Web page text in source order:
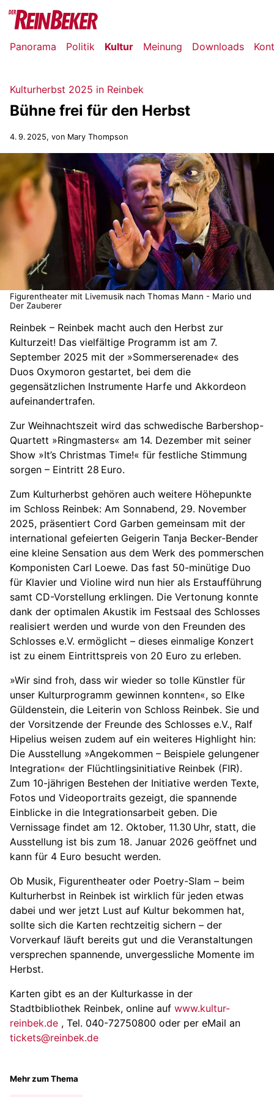
Panorama Politik Kultur Meinung Downloads
Kulturherbst 2025 in Reinbek
Bühne frei für den Herbst
4. 9. 2025, von Mary Thompson
Figurentheater mit Livemusik nach Thomas Mann - Mario und
Der Zauberer
Reinbek – Reinbek macht auch den Herbst zur
Kulturzeit! Das vielfältige Programm ist am 7.
September 2025 mit der »Sommerserenade« des
Duos Oxymoron gestartet, bei dem die
gegensätzlichen Instrumente Harfe und Akkordeon
aufeinandertrafen.
Zur Weihnachtszeit wird das schwedische Barbershop-
Quartett »Ringmasters« am 14. Dezember mit seiner
Show »It’s Christmas Time!« für festliche Stimmung
sorgen – Eintritt 28 Euro.
Zum Kulturherbst gehören auch weitere Höhepunkte
im Schloss Reinbek: Am Sonnabend, 29. November
2025, präsentiert Cord Garben gemeinsam mit der
international gefeierten Geigerin Tanja Becker-Bender
eine kleine Sensation aus dem Werk des pommerschen
Komponisten Carl Loewe. Das fast 50-minütige Duo
für Klavier und Violine wird nun hier als Erstaufführung
samt CD-Vorstellung erklingen. Die Vertonung konnte
dank der optimalen Akustik im Festsaal des Schlosses
realisiert werden und wurde von den Freunden des
Schlosses e.V. ermöglicht – dieses einmalige Konzert
ist zu einem Eintrittspreis von 20 Euro zu erleben.
»Wir sind froh, dass wir wieder so tolle Künstler für
unser Kulturprogramm gewinnen konnten«, so Elke
Güldenstein, die Leiterin von Schloss Reinbek. Sie und
der Vorsitzende der Freunde des Schlosses e.V., Ralf
Hipelius weisen zudem auf ein weiteres Highlight hin:
Die Ausstellung »Angekommen – Beispiele gelungener
Integration« der Flüchtlingsinitiative Reinbek (FIR).
Zum 10-jährigen Bestehen der Initiative werden Texte,
Fotos und Videoportraits gezeigt, die spannende
Einblicke in die Integrationsarbeit geben. Die
Vernissage findet am 12. Oktober, 11.30 Uhr, statt, die
Ausstellung ist bis zum 18. Januar 2026 geöffnet und
kann für 4 Euro besucht werden.
Ob Musik, Figurentheater oder Poetry-Slam – beim
Kulturherbst in Reinbek ist wirklich für jeden etwas
dabei und wer jetzt Lust auf Kultur bekommen hat,
sollte sich die Karten rechtzeitig sichern – der
Vorverkauf läuft bereits gut und die Veranstaltungen
versprechen spannende, unvergessliche Momente im
Herbst.
Karten gibt es an der Kulturkasse in der
Stadtbibliothek Reinbek, online auf www.kultur-
reinbek.de , Tel. 040-72750800 oder per eMail an
tickets@reinbek.de
Mehr zum Thema